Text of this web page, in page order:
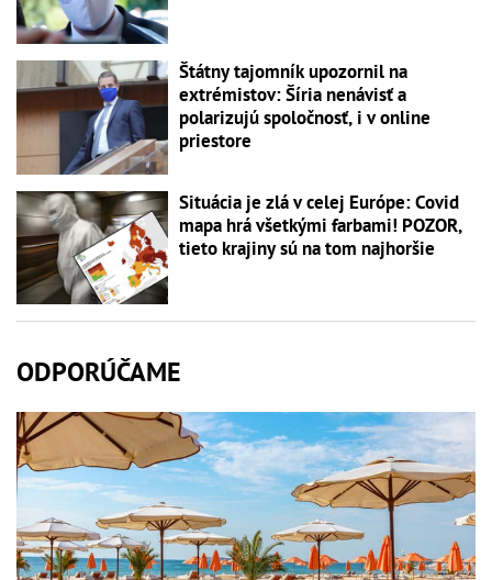
Štátny tajomník upozornil na
extrémistov: Šíria nenávisť a
polarizujú spoločnosť, i v online
priestore
Situácia je zlá v celej Európe: Covid
mapa hrá všetkými farbami! POZOR,
tieto krajiny sú na tom najhoršie
ODPORÚČAME